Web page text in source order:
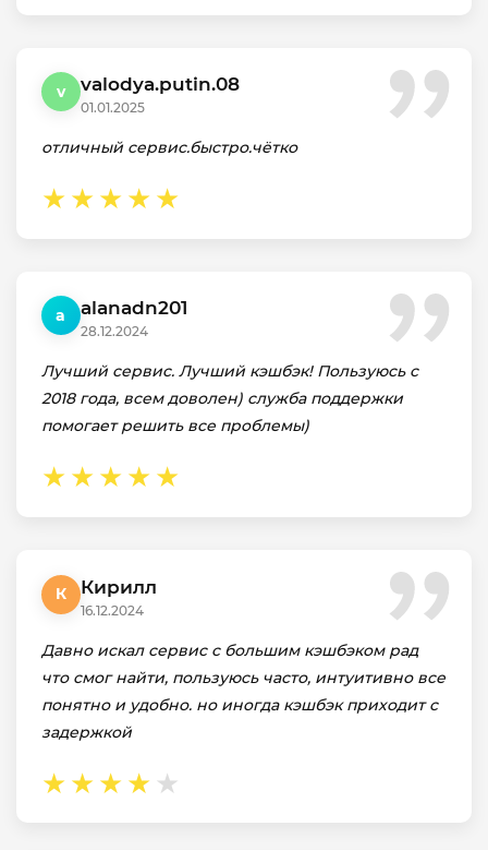
v valodya.putin.08
01.01.2025
отличный сервис.быстро.чётко
a alanadn201
28.12.2024
Лучший сервис. Лучший кэшбэк! Пользуюсь с
2018 года, всем доволен) служба поддержки
помогает решить все проблемы)
К Кирилл
16.12.2024
Давно искал сервис с большим кэшбэком рад
что смог найти, пользуюсь часто, интуитивно все
понятно и удобно. но иногда кэшбэк приходит с
задержкой